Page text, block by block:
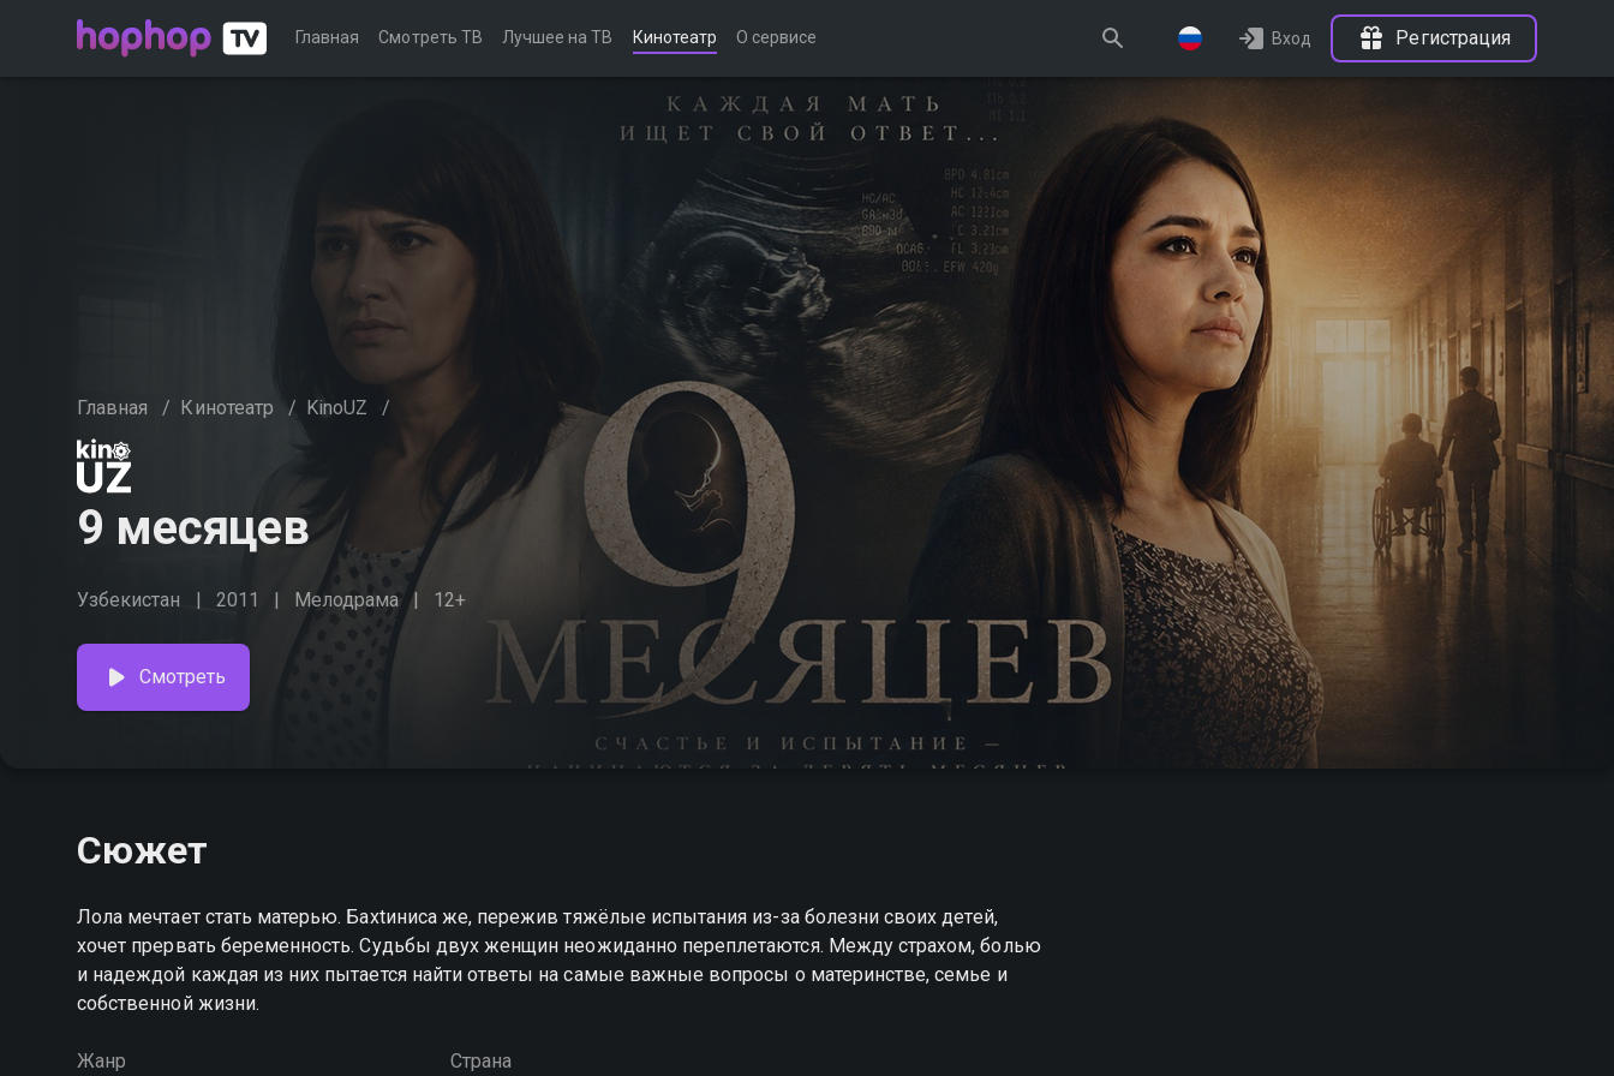
Главная Смотреть ТВ Лучшее на ТВ Кинотеатр О сервисе Вход Регистрация
Главная / Кинотеатр / KinoUZ /
9 месяцев
Узбекистан 2011 Мелодрама 12+
Смотреть
Сюжет
Лола мечтает стать матерью. Баxtиниса же, пережив тяжёлые испытания из-за болезни своих детей,
хочет прервать беременность. Судьбы двух женщин неожиданно переплетаются. Между страхом, болью
и надеждой каждая из них пытается найти ответы на самые важные вопросы о материнстве, семье и
собственной жизни.
Жанр Страна